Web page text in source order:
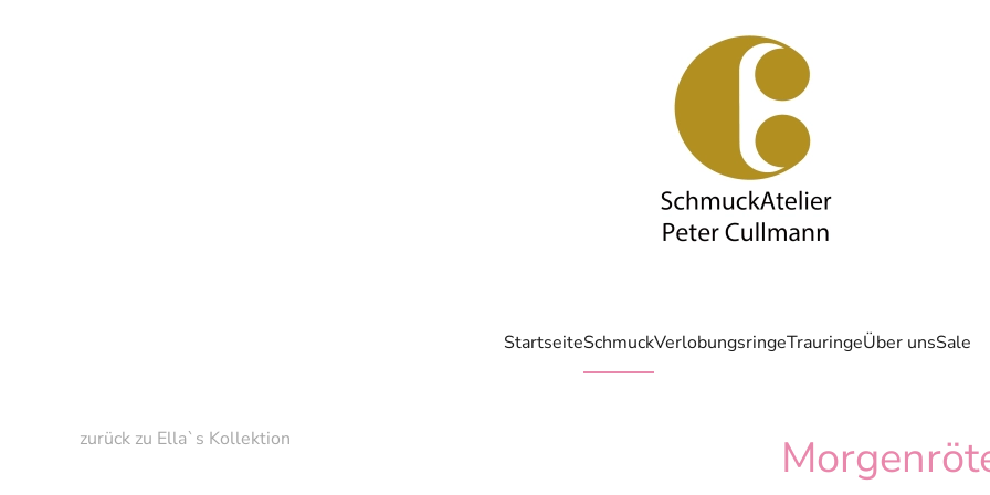
StartseiteSchmuckVerlobungsringeTrauringeÜber unsSale
zurück zu Ella`s Kollektion